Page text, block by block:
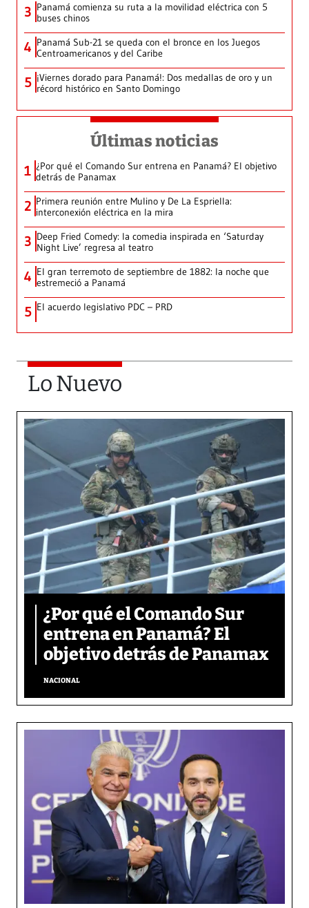
3 Panamá comienza su ruta a la movilidad eléctrica con 5
buses chinos
4 Panamá Sub-21 se queda con el bronce en los Juegos
Centroamericanos y del Caribe
5 ¡Viernes dorado para Panamá!: Dos medallas de oro y un
récord histórico en Santo Domingo
Últimas noticias
1 ¿Por qué el Comando Sur entrena en Panamá? El objetivo
detrás de Panamax
2 Primera reunión entre Mulino y De La Espriella:
interconexión eléctrica en la mira
3 Deep Fried Comedy: la comedia inspirada en ‘Saturday
Night Live’ regresa al teatro
4 El gran terremoto de septiembre de 1882: la noche que
estremeció a Panamá
5 El acuerdo legislativo PDC – PRD
Lo Nuevo
¿Por qué el Comando Sur
entrena en Panamá? El
objetivo detrás de Panamax
NACIONAL